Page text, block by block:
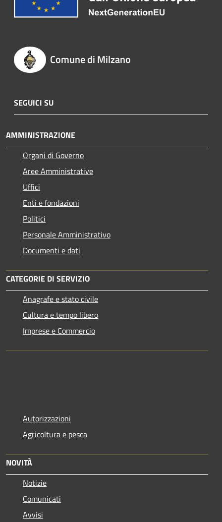
Comune di Milzano
SEGUICI SU
AMMINISTRAZIONE
Organi di Governo
Aree Amministrative
Uffici
Enti e fondazioni
Politici
Personale Amministrativo
Documenti e dati
CATEGORIE DI SERVIZIO
Anagrafe e stato civile
Cultura e tempo libero
Imprese e Commercio
Autorizzazioni
Agricoltura e pesca
NOVITÀ
Notizie
Comunicati
Avvisi